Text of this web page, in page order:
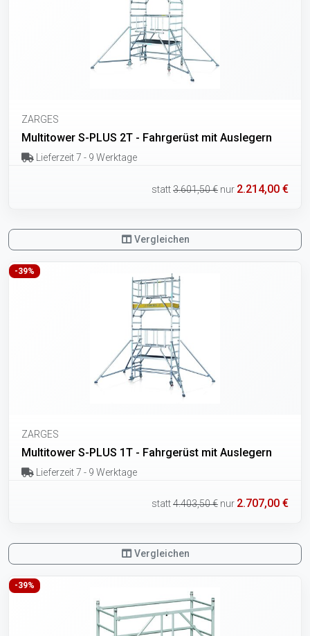
ZARGES
Multitower S-PLUS 2T - Fahrgerüst mit Auslegern
Lieferzeit 7 - 9 Werktage
statt3.601,50 € nur 2.214,00 €
Vergleichen
-39%
ZARGES
Multitower S-PLUS 1T - Fahrgerüst mit Auslegern
Lieferzeit 7 - 9 Werktage
statt4.403,50 € nur 2.707,00 €
Vergleichen
-39%